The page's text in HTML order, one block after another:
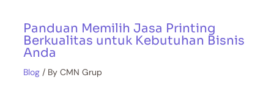
Panduan Memilih Jasa Printing
Berkualitas untuk Kebutuhan Bisnis
Anda
Blog/ By CMN Grup